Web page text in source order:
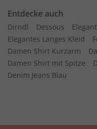
Entdecke auch
Dirndl Dessous
Elegantes Langes Kleid
Damen Shirt Kurzarm
Damen Shirt mit Spitze
Denim Jeans Blau